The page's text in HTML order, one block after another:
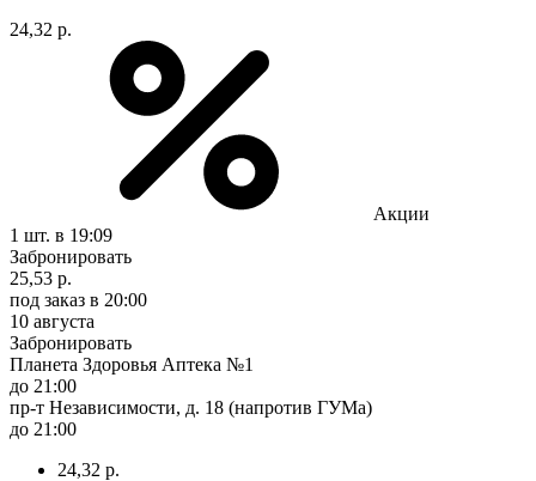
24,32 р.
Акции
1 шт. в 19:09
Забронировать
25,53 р.
под заказ в 20:00
10 августа
Забронировать
Планета Здоровья Аптека №1
до 21:00
пр-т Независимости, д. 18 (напротив ГУМа)
до 21:00
24,32 р.